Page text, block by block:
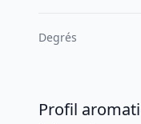
Degrés
Profil